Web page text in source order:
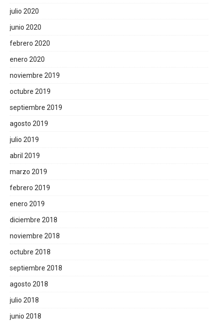
julio 2020
junio 2020
febrero 2020
enero 2020
noviembre 2019
octubre 2019
septiembre 2019
agosto 2019
julio 2019
abril 2019
marzo 2019
febrero 2019
enero 2019
diciembre 2018
noviembre 2018
octubre 2018
septiembre 2018
agosto 2018
julio 2018
junio 2018